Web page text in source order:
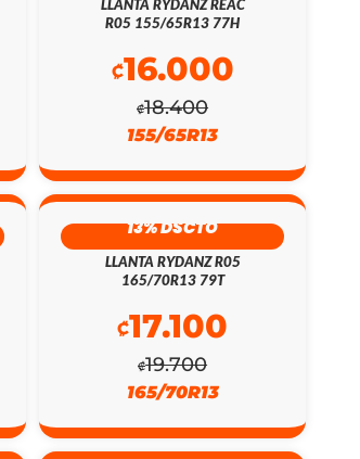
LLANTA RYDANZ REAC
R05 155/65R13 77H
₡18.400
₡16.000
155/65R13
13% DSCTO
LLANTA RYDANZ R05
165/70R13 79T
₡19.700
₡17.100
165/70R13